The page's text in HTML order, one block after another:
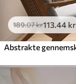
189.07kr113 .44 kr